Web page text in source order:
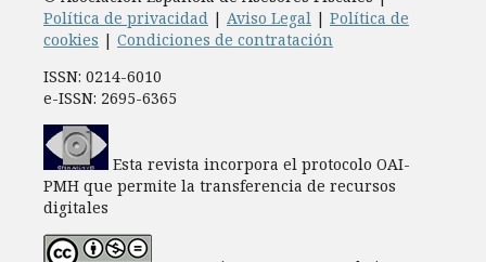
Política de privacidad| Aviso Legal| Política de
cookies | Condiciones de contratación
ISSN: 0214-6010
e-ISSN: 2695-6365
Esta revista incorpora el protocolo OAI-
PMH que permite la transferencia de recursos
digitales